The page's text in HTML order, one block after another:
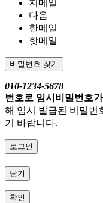
지메일
다음
한메일
핫메일
비밀번호 찾기
010-1234-5678
번호로 임시비밀번호
해 임시 발급된 비밀번
기 바랍니다.
로그인
닫기
확인